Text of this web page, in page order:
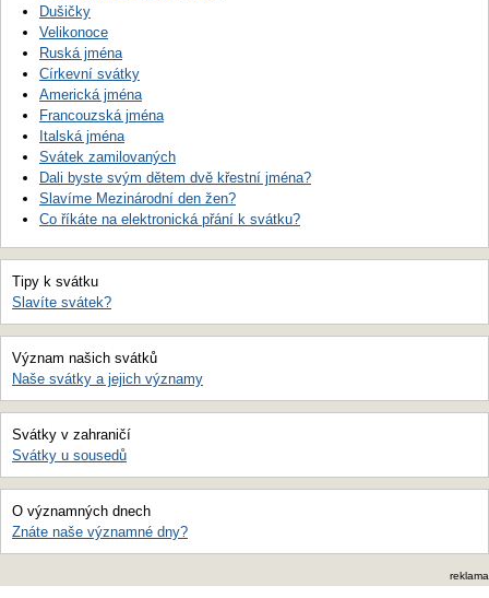
Dušičky
Velikonoce
Ruská jména
Církevní svátky
Americká jména
Francouzská jména
Italská jména
Svátek zamilovaných
Dali byste svým dětem dvě křestní jména?
Slavíme Mezinárodní den žen?
Co říkáte na elektronická přání k svátku?
Tipy k svátku
Slavíte svátek?
Význam našich svátků
Naše svátky a jejich významy
Svátky v zahraničí
Svátky u sousedů
O významných dnech
Znáte naše významné dny?
reklama